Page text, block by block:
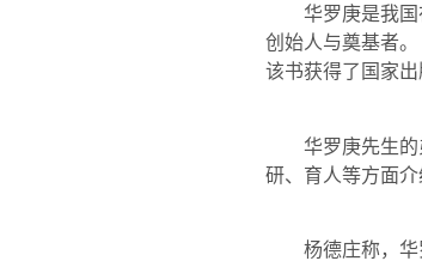
华罗庚是我
创始人与奠基者
该书获得了国家
华罗庚先生
研、育人等方面介
杨德庄称，